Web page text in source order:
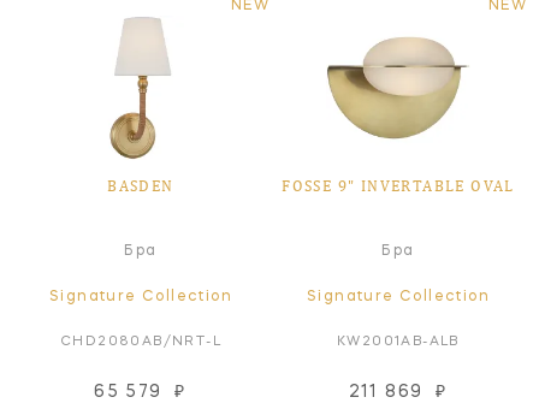
NEW
BASDEN
Бра
Signature Collection
CHD2080AB/NRT-L
65 579 ₽
NEW
FOSSE 9" INVERTABLE OVAL
Бра
Signature Collection
KW2001AB-ALB
211 869 ₽